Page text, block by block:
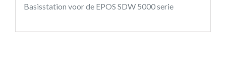
Basisstation voor de EPOS SDW 5000 serie